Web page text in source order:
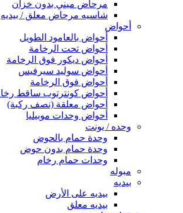
مرحاض ميني بدون خزان
شاسيه مرحاض معلق / بيديه
أحواض
أحواض بالعامود الطويل
أحواض تحت الرخامة
أحواض ديكور فوق الرخامة
أحواض سوليد سيرفيس
أحواض فوق الرخامة
أحواض كونترتوب ساقط
أحواض معلقة (نصف ركبة)
أحواض وحدات موبيليا
وحده / يونت
وحدة حمام بالحوض
وحدة حمام بدون حوض
وحدات حمام رخام
مبوله
بيديه
بيديه على الأرض
بيديه معلق